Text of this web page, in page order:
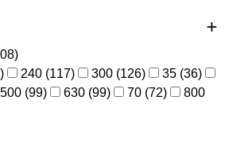
)
) 240 (117) 300 (126) 35 (36)
500 (99) 630 (99) 70 (72)
800